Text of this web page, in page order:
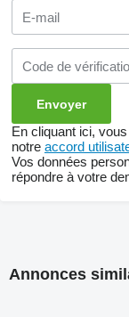
En cliquant ici,
notre accord
Vos données
répondre à votre
Annonces